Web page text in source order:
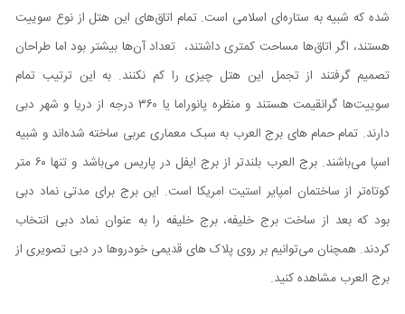
شده که شبیه به ستاره‌ای اسلامی است. تمام اتاق‌های این هتل از نوع سوییت
هستند، اگر اتاق‌ها مساحت‌ کمتری داشتند، تعداد آن‌ها بیشتر بود اما طراحان
تصمیم گرفتند از تجمل این هتل چیزی را کم نکنند. به این ترتیب تمام
سوییت‌ها گرانقیمت هستند و منظره پانوراما یا ۳۶۰ درجه از دریا و شهر دبی
دارند. تمام حمام های برج العرب به سبک معماری عربی ساخته شده‌اند و شبیه
اسپا می‌باشند. برج العرب بلندتر از برج ایفل در پاریس می‌باشد و تنها ۶۰ متر
کوتاه‌تر از ساختمان امپایر استیت امریکا است. این برج برای مدتی نماد دبی
بود که بعد از ساخت برج خلیفه، برج خلیفه را به عنوان نماد دبی انتخاب
کردند. همچنان می‌توانیم بر روی پلاک های قدیمی خودروها در دبی تصویری از
برج العرب مشاهده کنید.